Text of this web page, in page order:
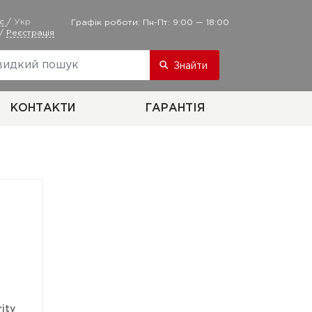
/ Реєстрація
/ Укр Графік роботи: Пн-Пт: 9:00 — 18:00
Знайти
КОНТАКТИ ГАРАНТІЯ